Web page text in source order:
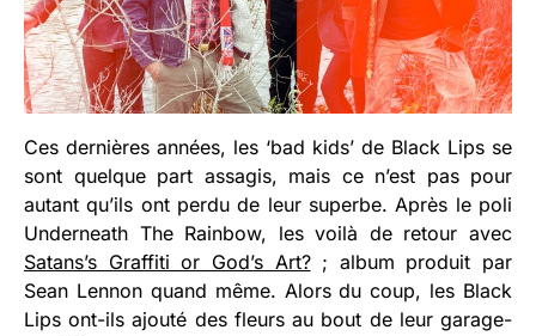
Ces dernières années, les ‘bad kids’ de Black Lips se
sont quelque part assagis, mais ce n’est pas pour
autant qu’ils ont perdu de leur superbe. Après le poli
Underneath The Rainbow, les voilà de retour avec
Satans’s Graffiti or God’s Art?; album produit par
Sean Lennon quand même. Alors du coup, les Black
Lips ont-ils ajouté des fleurs au bout de leur garage-